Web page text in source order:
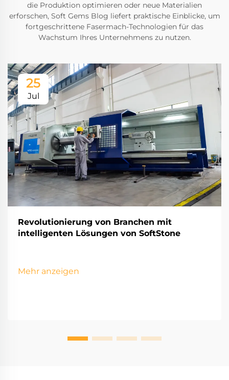
die Produktion optimieren oder neue Materialien
erforschen, Soft Gems Blog liefert praktische Einblicke, um
fortgeschrittene Fasermach-Technologien für das
Wachstum Ihres Unternehmens zu nutzen.
25
Jul
Revolutionierung von Branchen mit
intelligenten Lösungen von SoftStone
Mehr anzeigen